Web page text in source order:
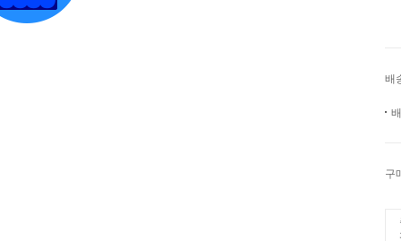
배
구